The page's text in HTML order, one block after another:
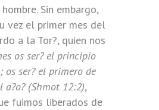
Sin embargo,
vez el primer mes del
a la Tor?, quien nos
os ser? el principio
os ser? el primero de
a?o? (Shmot 12:2),
fuimos liberados de